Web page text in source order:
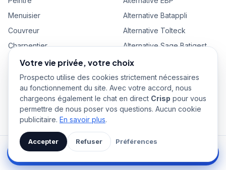
Essai gratuit 14 jours →
Menuisier
Couvreur
Charpentier
Cuisiniste
Pisciniste
Paysagiste
Alternative Batappli
Alternative Tolteck
Alternative Sage Batigest
Alternative Obat
Alternative Vertuoza
Alternative Graneet
Alternative Mediabat
Votre vie privée, votre choix
Prospecto utilise des cookies strictement nécessaires
au fonctionnement du site. Avec votre accord, nous
chargeons également le chat en direct Crisp pour vous
permettre de nous poser vos questions. Aucun cookie
publicitaire. En savoir plus.
Accepter Refuser Préférences